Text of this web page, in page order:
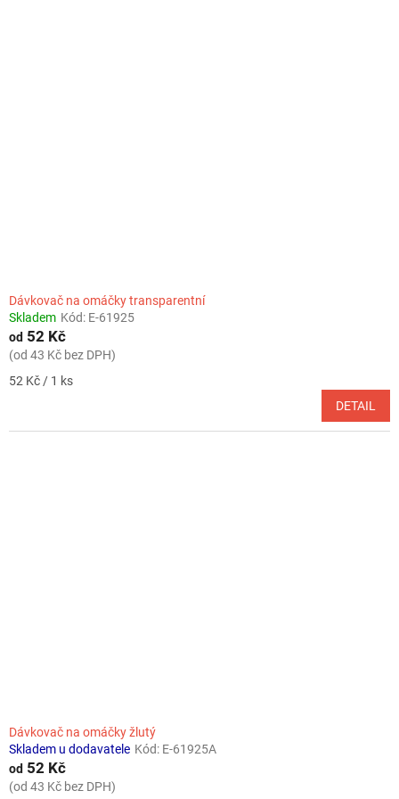
Dávkovač na omáčky transparentní
Skladem Kód: E-61925
od 52 Kč
(od 43 Kč bez DPH)
Měrná
52 Kč / 1 ks
DETAIL
Dávkovač na omáčky žlutý
Skladem u dodavatele Kód: E-61925A
od 52 Kč
(od 43 Kč bez DPH)